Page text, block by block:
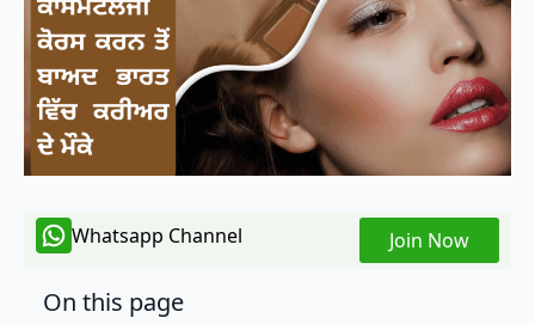
Whatsapp Channel Join Now
On this page